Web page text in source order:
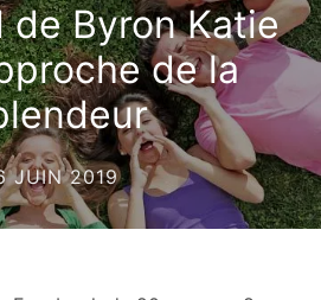
de Byron Katie
de la
JUIN 2019